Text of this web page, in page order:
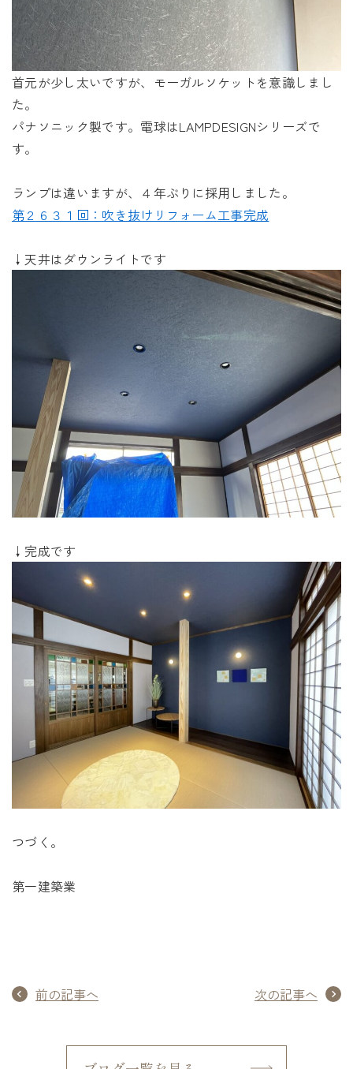
首元が少し太いですが、モーガルソケットを意識しまし
た。
パナソニック製です。電球はLAMPDESIGNシリーズで
す。
ランプは違いますが、４年ぶりに採用しました。
第２６３１回：吹き抜けリフォーム工事完成
↓天井はダウンライトです
↓完成です
つづく。
第一建築業
前の記事へ 次の記事へ